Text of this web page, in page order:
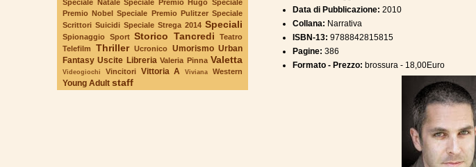
Speciale Natale Speciale Premio Hugo Speciale
Premio Nobel Speciale Premio Pulitzer Speciale
Scrittori Suicidi Speciale Strega 2014 Speciali
Spionaggio Sport Storico Tancredi
Teatro
Telefilm
Thriller Ucronico Umorismo Urban
Fantasy Uscite Libreria Valeria Pinna Valetta
Videogiochi Vincitori Vittoria A Viviana Western
Young Adult staff
Data di Pubblicazione: 2010
Collana: Narrativa
ISBN-13: 9788842815815
Pagine: 386
Formato - Prezzo: brossura - 18,00Euro